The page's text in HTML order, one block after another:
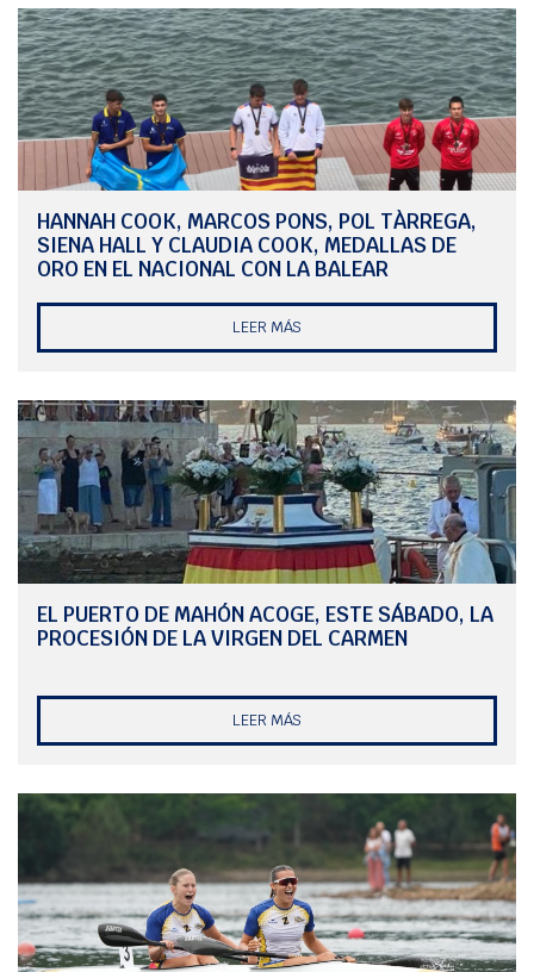
última corrieron a cargo de Fernando Rita y José Ulldemolins, del
Club Marítimo de Mahón, aunque el equipo Triay-Franceschi tomó de
nuevo la delantera firmando dos segundos puestos y una victoria
que les alzó a lo más alto del podio con 5 puntos. La segunda plaza
fue para Toni Pons y Claudia Pons, con 10 puntos, mientras que el
bronce se lo colgó David Saura y Mireia Garcia, del Club Marítimo de
Mahón, con 11 puntos.
El Circuito Artiem ya ha cruzado el paralelo ya que se han disputado
la Copa Otoño, el 9 y 10 de septiembre, y la Copa Invierno, el pasado
fin de semana. La siguiente cita será, salvo imprevisto, el 6 y 7 de
abril, en la Copa Primavera, mientras que el 8 y 9 de junio se cerrará
HANNAH COOK, MARCOS PONS, POL TÀRREGA,
SIENA HALL Y CLAUDIA COOK, MEDALLAS DE
ORO EN EL NACIONAL CON LA BALEAR
LEER MÁS
EL PUERTO DE MAHÓN ACOGE, ESTE SÁBADO, LA
PROCESIÓN DE LA VIRGEN DEL CARMEN
LEER MÁS